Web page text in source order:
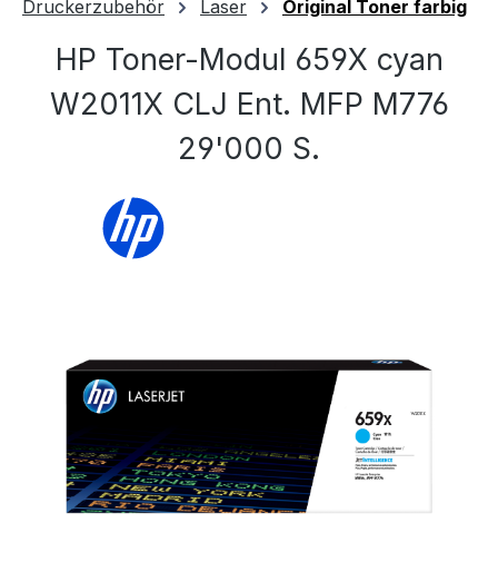
Druckerzubehör Laser Original Toner farbig
HP Toner-Modul 659X cyan
W2011X CLJ Ent. MFP M776
29'000 S.